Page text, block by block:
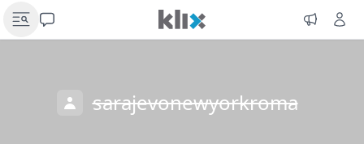
sarajevonewyorkroma